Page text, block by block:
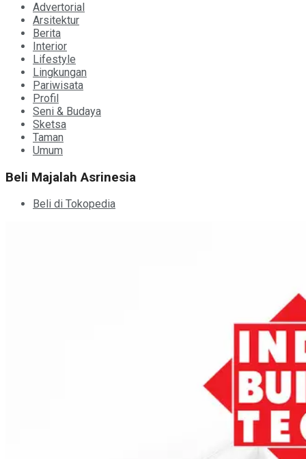
Advertorial
Arsitektur
Berita
Interior
Lifestyle
Lingkungan
Pariwisata
Profil
Seni & Budaya
Sketsa
Taman
Umum
Beli Majalah Asrinesia
Beli di Tokopedia